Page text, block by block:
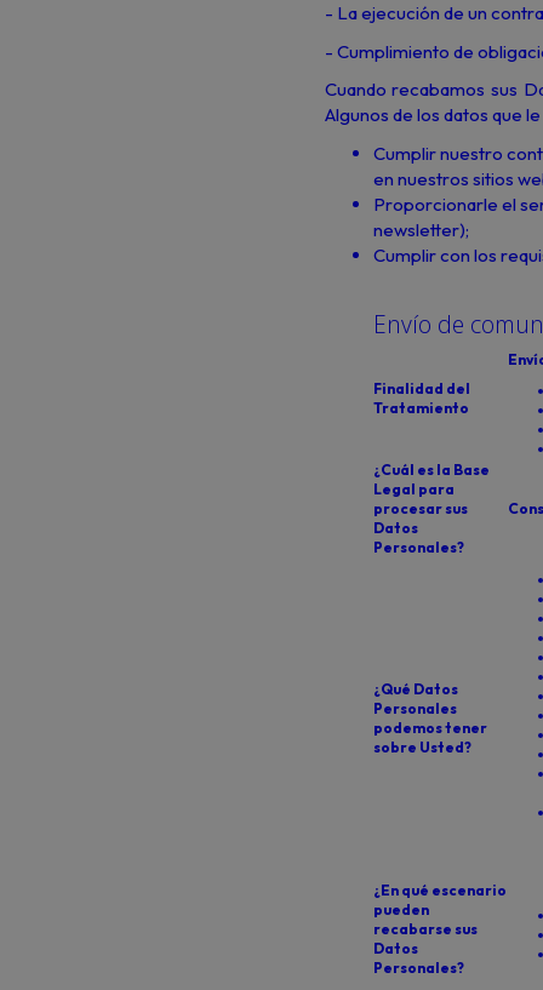
- La ejecución de un
- Cumplimiento de
Cuando recabamos sus
Algunos de los datos que
Cumplir nuestro
en nuestros sitios
Proporcionarle el
newsletter);
Cumplir con los
Envío de
Finalidad del
Tratamiento
¿Cuál es la Base
Legal para
procesar sus
Datos
Personales?
¿Qué Datos
Personales
podemos tener
sobre Usted?
¿En qué escenario
pueden
recabarse sus
Datos
Personales?